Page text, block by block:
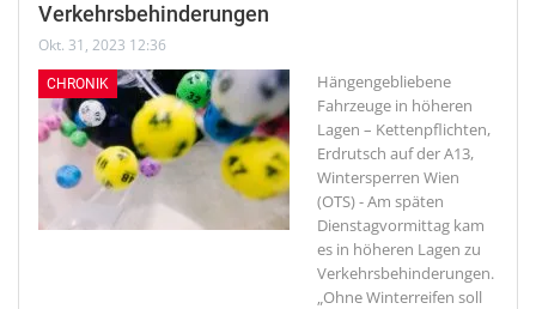
Verkehrsbehinderungen
Okt. 31, 2023 12:36
CHRONIK
Hängengebliebene
Fahrzeuge in höheren
Lagen – Kettenpflichten,
Erdrutsch auf der A13,
Wintersperren Wien
(OTS) - Am späten
Dienstagvormittag kam
es in höheren Lagen zu
Verkehrsbehinderungen.
„Ohne Winterreifen soll